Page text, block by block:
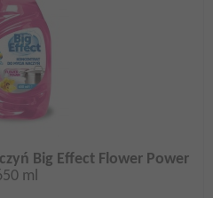
Big Effect Flower Power
ml